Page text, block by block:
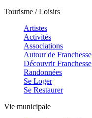
Tourisme / Loisirs
Artistes
Activités
Associations
Autour de Franchesse
Découvrir Franchesse
Randonnées
Se Loger
Se Restaurer
Vie municipale